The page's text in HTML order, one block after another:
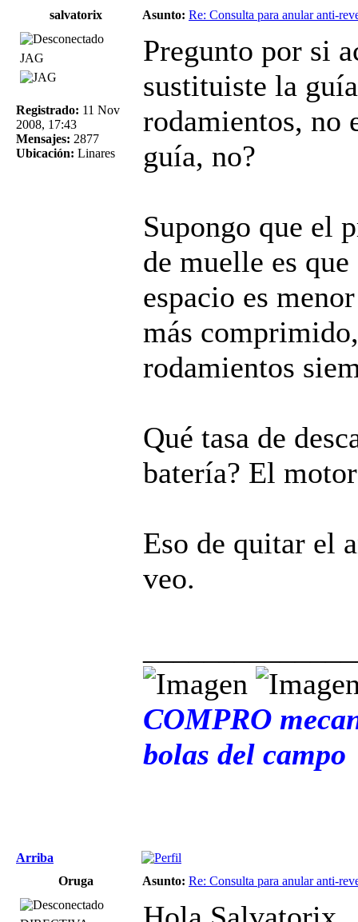
salvatorix Asunto: Re: Consulta para anular anti-
JAG
Registrado: 11 Nov
2008, 17:43
Mensajes: 2877
Ubicación: Linares
Pregunto por si
sustituiste la
rodamientos, no
guía, no?
Supongo que el
de muelle es
espacio es
más
rodamientos
Qué tasa de
batería? El
Eso de quitar el
veo.
COMPRO
bolas del campo
Arriba
Oruga
Asunto: Re: Consulta para anular anti-